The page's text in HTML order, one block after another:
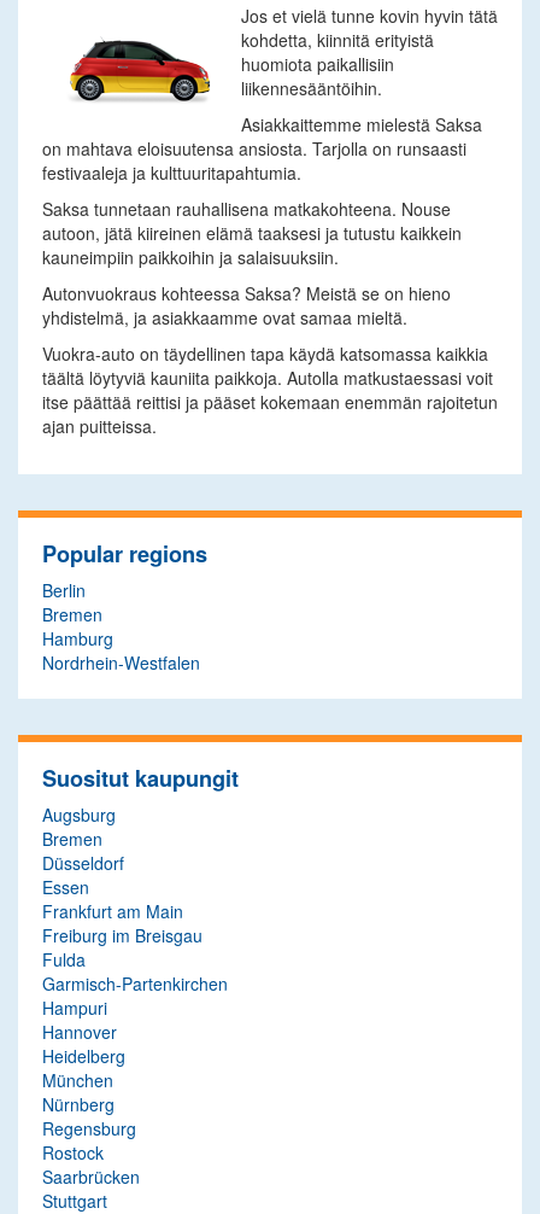
Jos et vielä tunne kovin hyvin tätä
kohdetta, kiinnitä erityistä
huomiota paikallisiin
liikennesääntöihin.
Asiakkaittemme mielestä Saksa
on mahtava eloisuutensa ansiosta. Tarjolla on runsaasti
festivaaleja ja kulttuuritapahtumia.
Saksa tunnetaan rauhallisena matkakohteena. Nouse
autoon, jätä kiireinen elämä taaksesi ja tutustu kaikkein
kauneimpiin paikkoihin ja salaisuuksiin.
Autonvuokraus kohteessa Saksa? Meistä se on hieno
yhdistelmä, ja asiakkaamme ovat samaa mieltä.
Vuokra-auto on täydellinen tapa käydä katsomassa kaikkia
täältä löytyviä kauniita paikkoja. Autolla matkustaessasi voit
itse päättää reittisi ja pääset kokemaan enemmän rajoitetun
ajan puitteissa.
Popular regions
Berlin
Bremen
Hamburg
Nordrhein-Westfalen
Suositut kaupungit
Augsburg
Bremen
Düsseldorf
Essen
Frankfurt am Main
Freiburg im Breisgau
Fulda
Garmisch-Partenkirchen
Hampuri
Hannover
Heidelberg
München
Nürnberg
Regensburg
Rostock
Saarbrücken
Stuttgart